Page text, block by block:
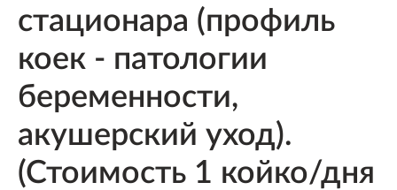
стационара (профиль
коек - патологии
беременности,
акушерский уход).
(Стоимость 1 койко/дня